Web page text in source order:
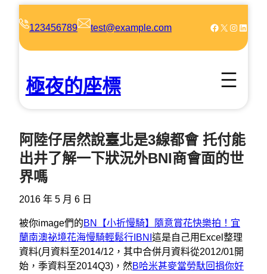
123456789 test@example.com Facebook X Instagram LinkedIn
極夜的座標
阿陸仔居然說臺北是3線都會 托付能
出井了解一下狀況外BNI商會面的世
界嗎
2016 年 5 月 6 日
被你image們的BN【小折慢騎】隨意賞花快樂拍！宜
蘭南澳祕境花海慢騎輕鬆行I BNI 這是自己用Excel整理
資料(月資料至2014/12，其中合併月資料從2012/01開
始，季資料至2014Q3)，然B哈米甚麥當勞馱回捐你好